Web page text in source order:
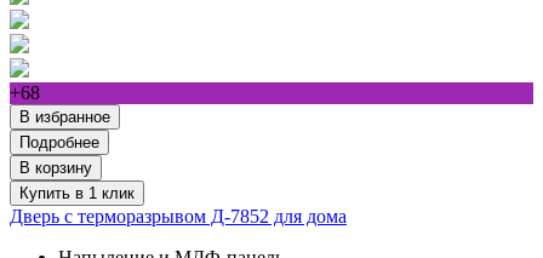
+68
В избранное
Подробнее
В корзину
Купить в 1 клик
Дверь с терморазрывом Д-7852 для дома